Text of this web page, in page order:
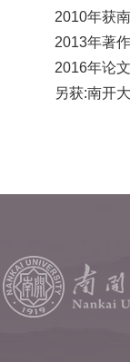
2010年获
2013年著
2016年论
另获:南开